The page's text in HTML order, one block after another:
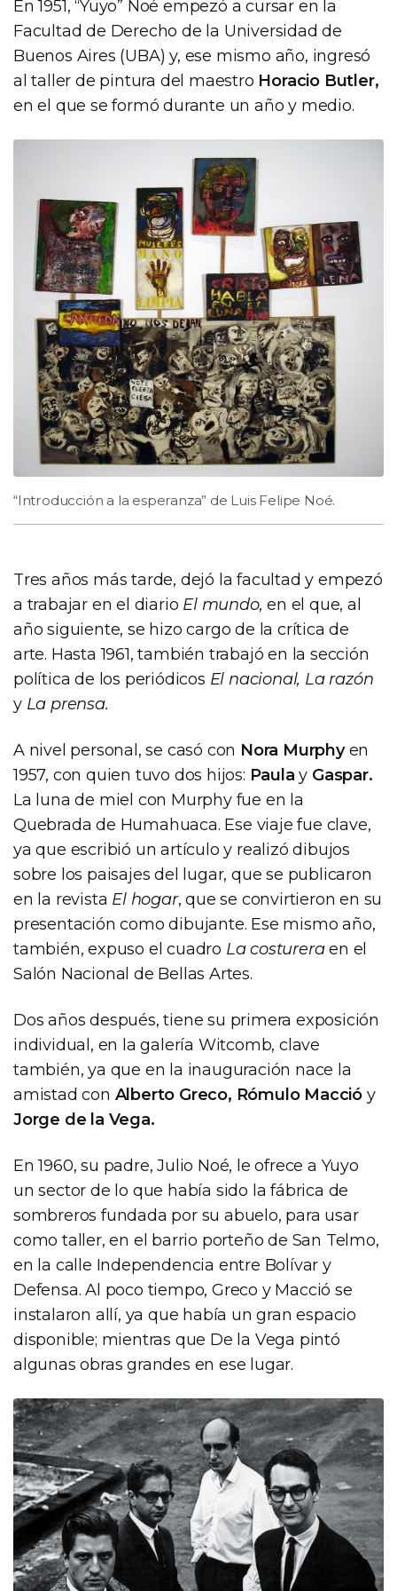
En 1951, “Yuyo” Noé empezó a cursar en la
Facultad de Derecho de la Universidad de
Buenos Aires (UBA) y, ese mismo año, ingresó
al taller de pintura del maestro Horacio Butler,
en el que se formó durante un año y medio.
“Introducción a la esperanza” de Luis Felipe Noé.
Tres años más tarde, dejó la facultad y empezó
a trabajar en el diario El mundo, en el que, al
año siguiente, se hizo cargo de la crítica de
arte. Hasta 1961, también trabajó en la sección
política de los periódicos El nacional, La razón
y La prensa.
A nivel personal, se casó con Nora Murphyen
1957, con quien tuvo dos hijos: Paula y Gaspar.
La luna de miel con Murphy fue en la
Quebrada de Humahuaca. Ese viaje fue clave,
ya que escribió un artículo y realizó dibujos
sobre los paisajes del lugar, que se publicaron
en la revista El hogar, que se convirtieron en su
presentación como dibujante. Ese mismo año,
también, expuso el cuadro La costureraen el
Salón Nacional de Bellas Artes.
Dos años después, tiene su primera exposición
individual, en la galería Witcomb, clave
también, ya que en la inauguración nace la
amistad con Alberto Greco, Rómulo Macció y
Jorge de la Vega.
En 1960, su padre, Julio Noé, le ofrece a Yuyo
un sector de lo que había sido la fábrica de
sombreros fundada por su abuelo, para usar
como taller, en el barrio porteño de San Telmo,
en la calle Independencia entre Bolívar y
Defensa. Al poco tiempo, Greco y Macció se
instalaron allí, ya que había un gran espacio
disponible; mientras que De la Vega pintó
algunas obras grandes en ese lugar.